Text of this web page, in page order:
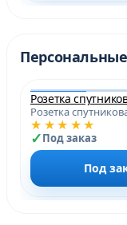
Розетка
★★★★★
Под заказ
Под